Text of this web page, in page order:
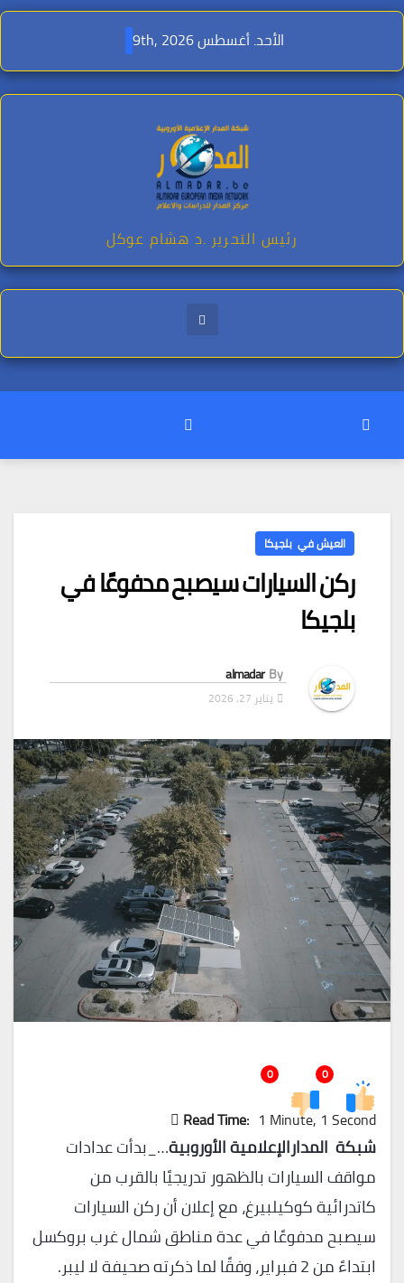
Skip
content
الأحد. أغسطس 9th, 2026
رئيس التحرير .د هشام عوكل
العيش في بلجيكا
ركن السيارات سيصبح مدفوعًا في
بلجيكا
By
almadar
يناير 27, 2026
0
0
Read Time: 1 Minute, 1 Second
شبكة المدارالإعلامية الأوروبية…_بدأت عدادات
مواقف السيارات بالظهور تدريجيًا بالقرب من
كاتدرائية كوكيلبيرغ، مع إعلان أن ركن السيارات
سيصبح مدفوعًا في عدة مناطق شمال غرب بروكسل
ابتداءً من 2 فبراير، وفقًا لما ذكرته صحيفة لا ليبر.